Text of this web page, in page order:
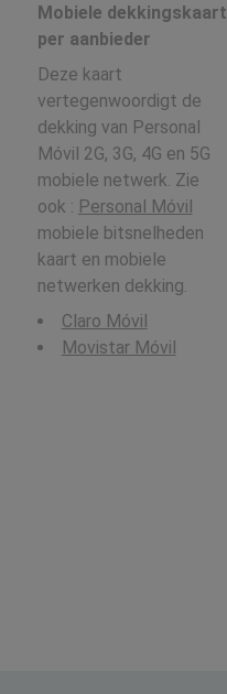
Mobiele dekkingskaart
per aanbieder
Deze kaart
vertegenwoordigt de
dekking van Personal
Móvil 2G, 3G, 4G en 5G
mobiele netwerk. Zie
ook : Personal Móvil
mobiele bitsnelheden
kaart en mobiele
netwerken dekking.
Claro Móvil
Movistar Móvil